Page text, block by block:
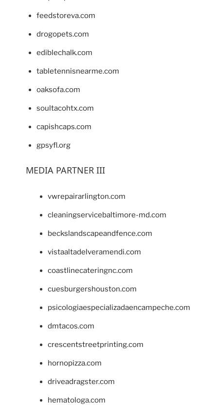
feedstoreva.com
drogopets.com
ediblechalk.com
tabletennisnearme.com
oaksofa.com
soultacohtx.com
capishcaps.com
gpsyfl.org
MEDIA PARTNER III
vwrepairarlington.com
cleaningservicebaltimore-md.com
beckslandscapeandfence.com
vistaaltadelveramendi.com
coastlinecateringnc.com
cuesburgershouston.com
psicologiaespecializadaencampeche.com
dmtacos.com
crescentstreetprinting.com
hornopizza.com
driveadragster.com
hematologa.com